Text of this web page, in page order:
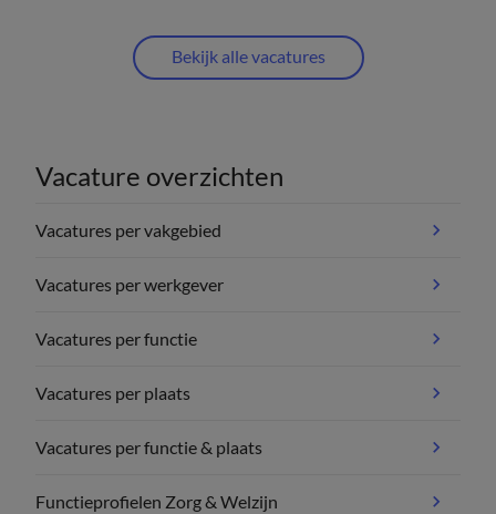
Bekijk alle vacatures
Vacature overzichten
Vacatures per vakgebied
Vacatures per werkgever
Vacatures per functie
Vacatures per plaats
Vacatures per functie & plaats
Functieprofielen Zorg & Welzijn